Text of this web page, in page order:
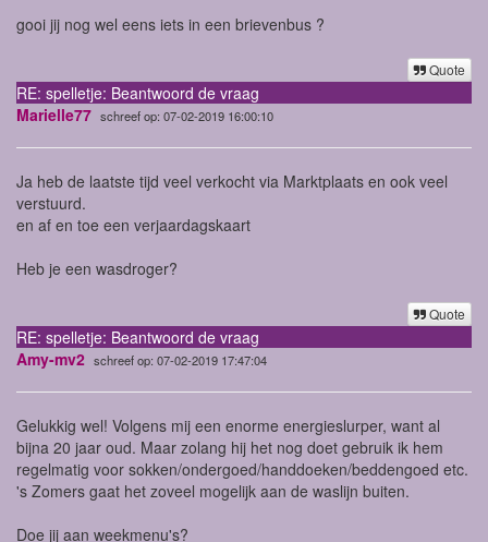
gooi jij nog wel eens iets in een brievenbus ?
Quote
RE: spelletje: Beantwoord de vraag
Marielle77 schreef op: 07-02-2019 16:00:10
Ja heb de laatste tijd veel verkocht via Marktplaats en ook veel
verstuurd.
en af en toe een verjaardagskaart
Heb je een wasdroger?
Quote
RE: spelletje: Beantwoord de vraag
Amy-mv2 schreef op: 07-02-2019 17:47:04
Gelukkig wel! Volgens mij een enorme energieslurper, want al
bijna 20 jaar oud. Maar zolang hij het nog doet gebruik ik hem
regelmatig voor sokken/ondergoed/handdoeken/beddengoed etc.
's Zomers gaat het zoveel mogelijk aan de waslijn buiten.
Doe jij aan weekmenu's?